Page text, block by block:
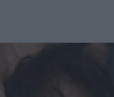
DIGITAL DE LAS MARCAS
DE 2026 PONDRÁ A PRUEBA LA